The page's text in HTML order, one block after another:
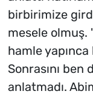
birbirimize
mesele
hamle yapınca
Sonrasını
anlatmadı.